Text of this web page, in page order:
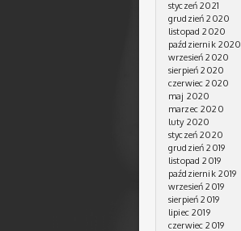
styczeń 2021
grudzień 2020
listopad 2020
październik 2020
wrzesień 2020
sierpień 2020
czerwiec 2020
maj 2020
marzec 2020
luty 2020
styczeń 2020
grudzień 2019
listopad 2019
październik 2019
wrzesień 2019
sierpień 2019
lipiec 2019
czerwiec 2019